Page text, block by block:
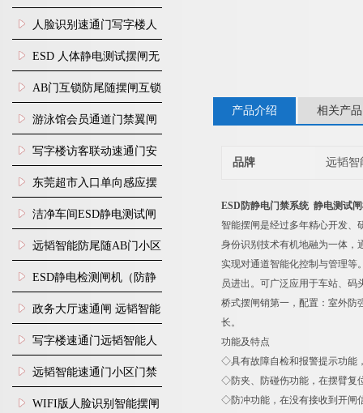
机入口人行通道门禁
人脸识别速通门写字楼人
行通道闸门禁设备
ESD 人体静电测试摆闸无
尘车间防静电闸机
AB门互锁防尾随摆闸互锁
闸机
游泳馆会员通道门禁翼闸
写字楼访客联动速通门安
装
东莞超市入口单向感应摆
闸安装
洁净车间ESD静电测试闸
机
远韬智能防尾随AB门小区
门禁闸机安装
​ESD静电检测闸机（防静
电门禁通道系统）
政务大厅速通闸 远韬智能
防尾随静音速通门
写字楼速通门远韬智能人
脸识别快速通道闸
远韬智能速通门小区门禁
闸机食堂消费摆闸
WIFI版人脸识别智能摆闸
产品介绍 相关产品
品牌 远韬智
ESD防静电门禁系统 静电测试
智能摆闸是经过多年精心开发、
身份识别技术有机地融为一体，
实现对通道智能化控制与管理等
员进出。可广泛应用于车站、
桥式摆闸销第一，配置：室外防
长。
功能及特点
◇具有故障自检和报警提示功能
◇防夹、防碰伤功能，在摆臂复
◇防冲功能，在没有接收到开闸